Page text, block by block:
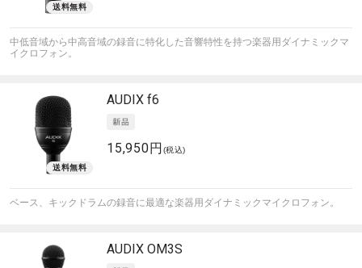
中低音域から中高音域の録音に特化した音響特性を持つ楽器用ダイナミックマ
イクロフォン。
AUDIX f6
15,950円 (税込)
ベース、キックドラムの録音に最適な楽器用ダイナミックマイクロフォン。
AUDIX OM3S